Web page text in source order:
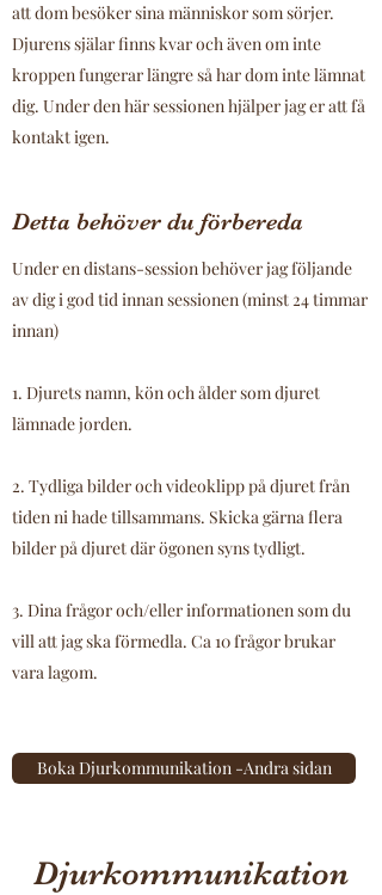
att dom besöker sina människor som sörjer.
Djurens själar finns kvar och även om inte
kroppen fungerar längre så har dom inte lämnat
dig. Under den här sessionen hjälper jag er att få
kontakt igen.
Detta behöver du förbereda
Under en distans-session behöver jag följande
av dig i god tid innan sessionen (minst 24 timmar
innan)
1. Djurets namn, kön och ålder som djuret
lämnade jorden.
2. Tydliga bilder och videoklipp på djuret från
tiden ni hade tillsammans. Skicka gärna flera
bilder på djuret där ögonen syns tydligt.
3. Dina frågor och/eller informationen som du
vill att jag ska förmedla. Ca 10 frågor brukar
vara lagom.
Boka Djurkommunikation -Andra sidan
Djurkommunikation